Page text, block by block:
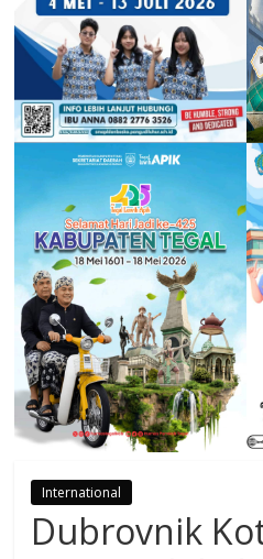
International
Dubrovnik